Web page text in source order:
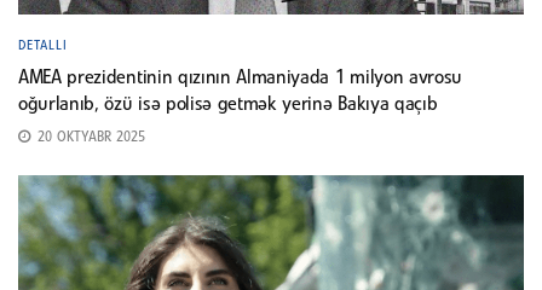
DETALLI
AMEA prezidentinin qızının Almaniyada 1 milyon avrosu
oğurlanıb, özü isə polisə getmək yerinə Bakıya qaçıb
20 OKTYABR 2025